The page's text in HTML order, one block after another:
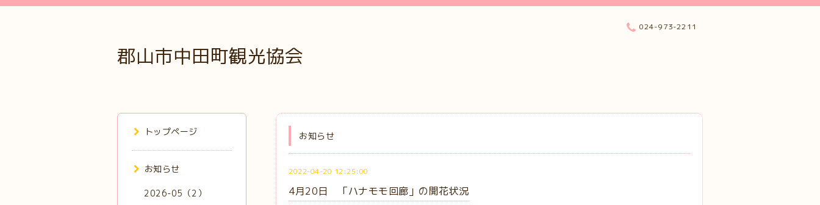
郡山市中田町観光協会
024-973-2211
お知らせ
2022-04-20 12:25:00
4月20日 「ハナモモ回廊」の開花状況
トップページ
お知らせ
2026-05（2）